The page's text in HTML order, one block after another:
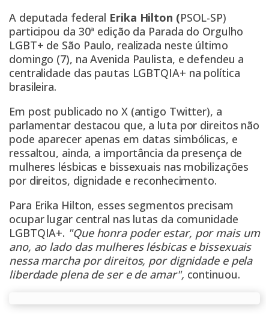
A deputada federal Erika Hilton (PSOL-SP)
participou da 30ª edição da Parada do Orgulho
LGBT+ de São Paulo, realizada neste último
domingo (7), na Avenida Paulista, e defendeu a
centralidade das pautas LGBTQIA+ na política
brasileira.
Em post publicado no X (antigo Twitter), a
parlamentar destacou que, a luta por direitos não
pode aparecer apenas em datas simbólicas, e
ressaltou, ainda, a importância da presença de
mulheres lésbicas e bissexuais nas mobilizações
por direitos, dignidade e reconhecimento.
Para Erika Hilton, esses segmentos precisam
ocupar lugar central nas lutas da comunidade
LGBTQIA+. "Que honra poder estar, por mais um
ano, ao lado das mulheres lésbicas e bissexuais
nessa marcha por direitos, por dignidade e pela
liberdade plena de ser e de amar", continuou.